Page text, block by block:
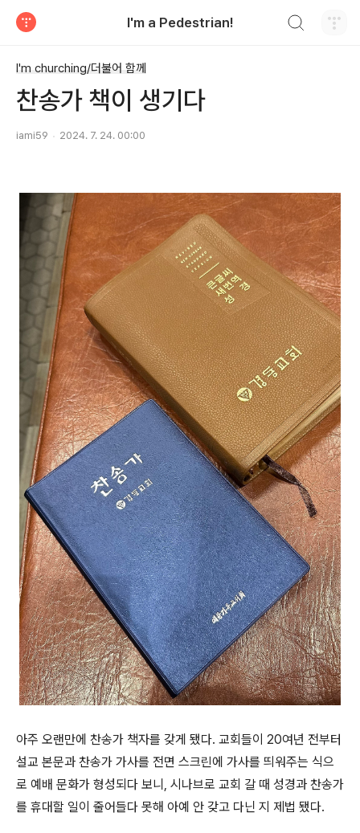
I'm a Pedestrian!
I'm churching/더불어 함께
찬송가 책이 생기다
iami59 2024. 7. 24. 00:00
아주 오랜만에 찬송가 책자를 갖게 됐다. 교회들이 20여년 전부터
설교 본문과 찬송가 가사를 전면 스크린에 가사를 띄워주는 식으
로 예배 문화가 형성되다 보니, 시나브로 교회 갈 때 성경과 찬송가
를 휴대할 일이 줄어들다 못해 아예 안 갖고 다닌 지 제법 됐다.